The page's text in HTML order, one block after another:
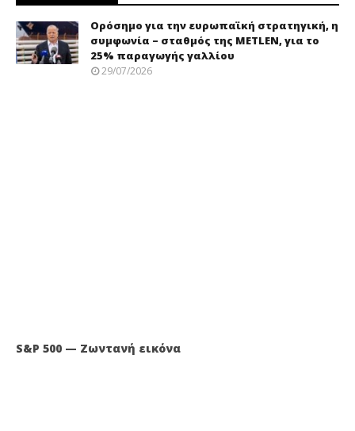
Ορόσημο για την ευρωπαϊκή στρατηγική, η
συμφωνία – σταθμός της METLEN, για το
25% παραγωγής γαλλίου
29/07/2026
S&P 500 — Ζωντανή εικόνα